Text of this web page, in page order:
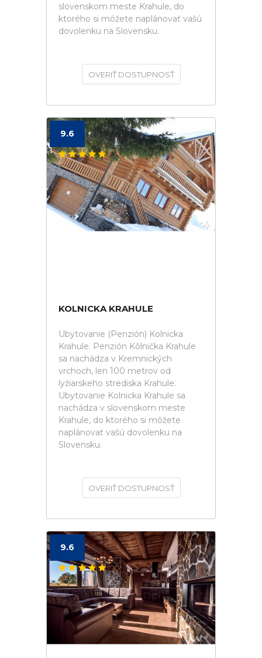
slovenskom meste Krahule, do
ktorého si môžete naplánovať vašú
dovolenku na Slovensku.
OVERIŤ DOSTUPNOSŤ
9.6
KOLNICKA KRAHULE
Ubytovanie (Penzión) Kolnicka
Krahule. Penzión Kôlnička Krahule
sa nachádza v Kremnických
vrchoch, len 100 metrov od
lyžiarskeho strediska Krahule.
Ubytovanie Kolnicka Krahule sa
nachádza v slovenskom meste
Krahule, do ktorého si môžete
naplánovať vašú dovolenku na
Slovensku.
OVERIŤ DOSTUPNOSŤ
9.6